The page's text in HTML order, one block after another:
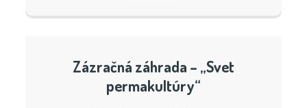
Zázračná záhrada – „Svet
permakultúry“